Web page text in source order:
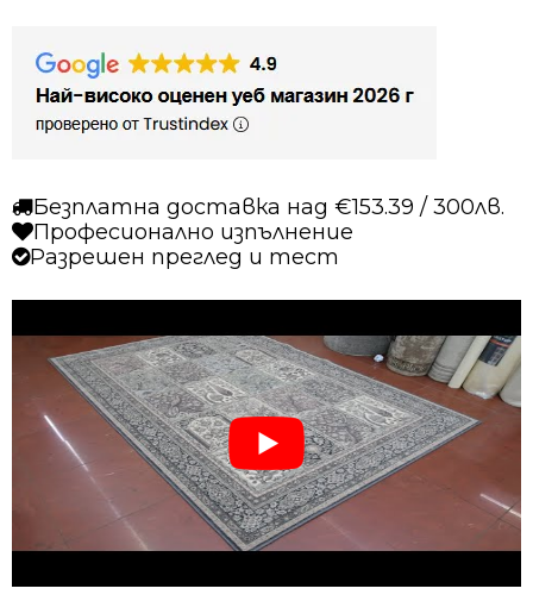
Безплатна доставка над €153.39 / 300лв.
Професионално изпълнение
Разрешен преглед и тест